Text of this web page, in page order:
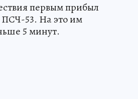
первым прибыл
53. На это им
5 минут.